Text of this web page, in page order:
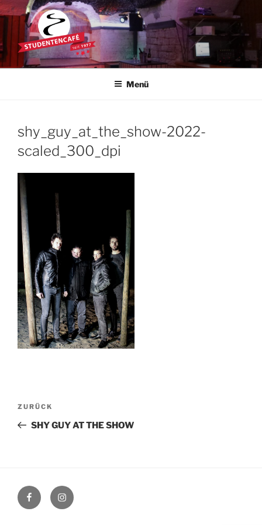
Zum
Inhalt
springen
STUDENTENCAFÉ
Die Kultkneipe in Ulm seit 1977
Menü
shy_guy_at_the_show-2022-
scaled_300_dpi
Beitragsnavigation
Vorheriger
Beitrag
ZURÜCK
SHY GUY AT THE SHOW
FacebookInstagram